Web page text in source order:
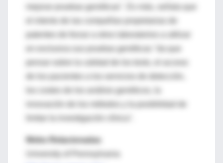
mejorar pruebas genéticas". Es más, señala que
en exclusiva sus pruebas genéticas "da que
los costes de los análisis genéticos, la
limitar la investigación clínica".
Webs Relacionadas